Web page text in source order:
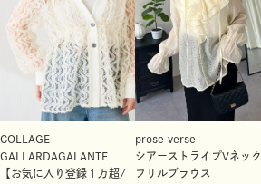
COLLAGE
GALLARDAGALANTE
【お気に入り登録１万超/
prose verse
シアーストライプVネック
フリルブラウス